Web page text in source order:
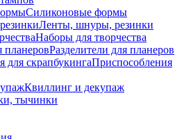
Силиконовые формы
Ленты, шнуры, резинки
Наборы для творчества
Разделители для планеров
Приспособления
Квиллинг и декупаж
тычинки